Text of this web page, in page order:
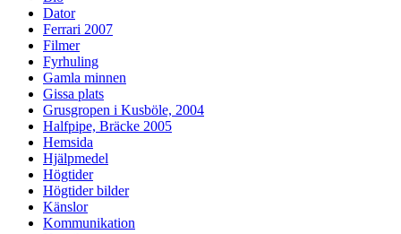
Dator
Ferrari 2007
Filmer
Fyrhuling
Gamla minnen
Gissa plats
Grusgropen i Kusböle, 2004
Halfpipe, Bräcke 2005
Hemsida
Hjälpmedel
Högtider
Högtider bilder
Känslor
Kommunikation